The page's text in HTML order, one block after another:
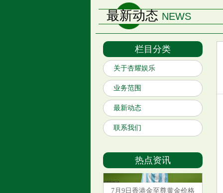
最新动态 NEWS
栏目分类
关于杏耀娱乐
业务范围
最新动态
联系我们
热点资讯
7月9日香港金至尊黄金价格